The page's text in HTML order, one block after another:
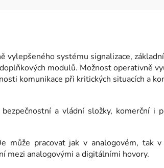
vylepšeného systému signalizace,
modulů. Možnost operativně
komunikace při kritických situacích a
a vládní složky, komerční i
může pracovat jak v analogovém, tak
mezi analogovými a digitálními hovory.